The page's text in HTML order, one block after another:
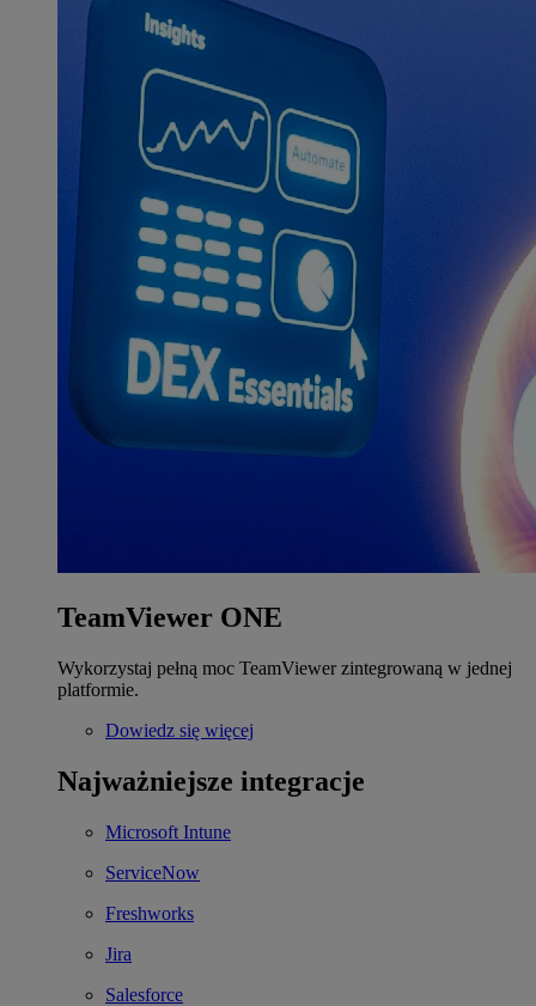
TeamViewer ONE
Wykorzystaj pełną moc TeamViewer zintegrowaną w jednej
platformie.
Dowiedz się więcej
Najważniejsze integracje
Microsoft Intune
ServiceNow
Freshworks
Jira
Salesforce